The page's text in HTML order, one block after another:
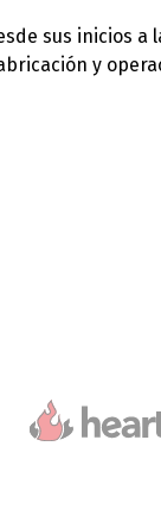
sus inicios
y